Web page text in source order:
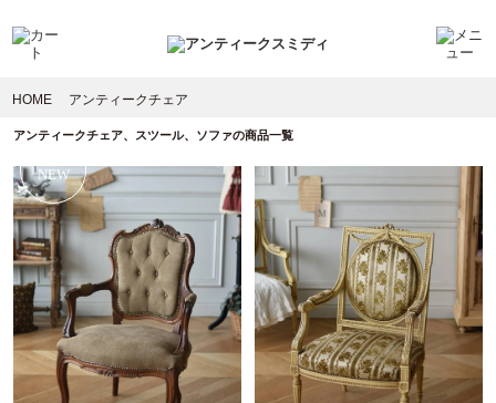
HOME アンティークチェア
アンティークチェア、スツール、ソファの商品一覧
NEW